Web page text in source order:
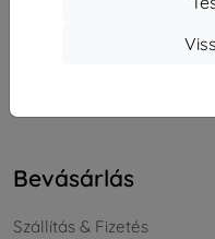
Bevásárlás
Szállítás & Fizetés